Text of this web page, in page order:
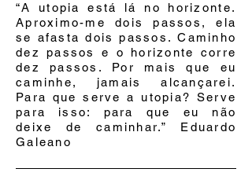
“A utopia está lá no horizonte.
Aproximo-me dois passos, ela
se afasta dois passos. Caminho
dez passos e o horizonte corre
dez passos. Por mais que eu
caminhe, jamais alcançarei.
Para que serve a utopia? Serve
para isso: para que eu não
deixe de caminhar.” Eduardo
Galeano